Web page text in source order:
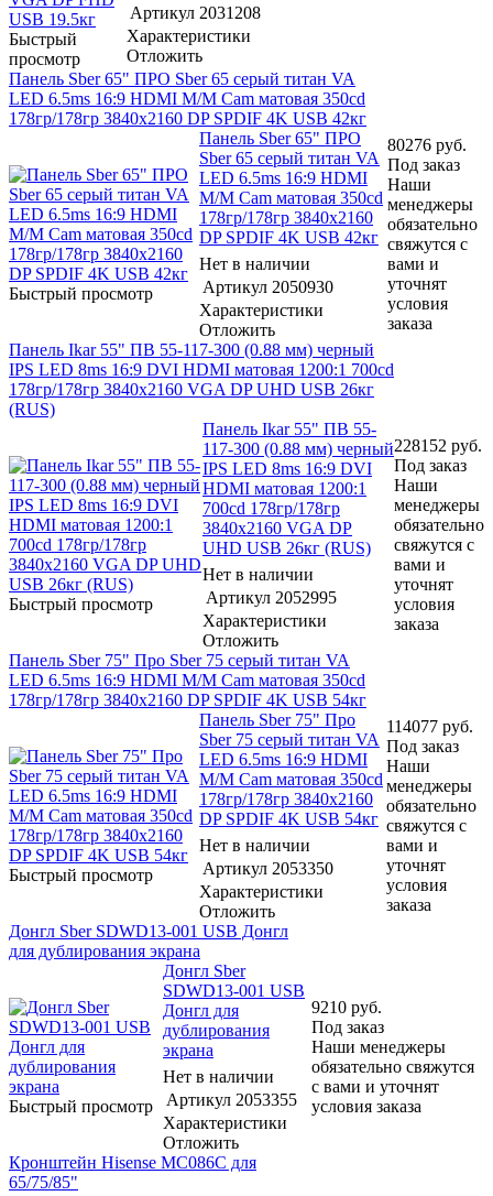
Быстрый
просмотр
Артикул 2031208
Характеристики
Отложить
Панель Sber 65" ПРО Sber 65 серый титан VA
LED 6.5ms 16:9 HDMI M/M Cam матовая 350cd
178гр/178гр 3840x2160 DP SPDIF 4K USB 42кг
Быстрый просмотр
Панель Sber 65" ПРО
Sber 65 серый титан VA
LED 6.5ms 16:9 HDMI
M/M Cam матовая 350cd
178гр/178гр 3840x2160
DP SPDIF 4K USB 42кг
Нет в наличии
Артикул 2050930
Характеристики
Отложить
80276 руб.
Под заказ
Наши
менеджеры
обязательно
свяжутся с
вами и
уточнят
условия
заказа
Панель Ikar 55" ПВ 55-117-300 (0.88 мм) черный
IPS LED 8ms 16:9 DVI HDMI матовая 1200:1 700cd
178гр/178гр 3840x2160 VGA DP UHD USB 26кг
(RUS)
Быстрый просмотр
Панель Ikar 55" ПВ 55-
117-300 (0.88 мм) черный
IPS LED 8ms 16:9 DVI
HDMI матовая 1200:1
700cd 178гр/178гр
3840x2160 VGA DP
UHD USB 26кг (RUS)
Нет в наличии
Артикул 2052995
Характеристики
Отложить
228152 руб.
Под заказ
Наши
менеджеры
обязательно
свяжутся с
вами и
уточнят
условия
заказа
Панель Sber 75" Про Sber 75 серый титан VA
LED 6.5ms 16:9 HDMI M/M Cam матовая 350cd
178гр/178гр 3840x2160 DP SPDIF 4K USB 54кг
Быстрый просмотр
Панель Sber 75" Про
Sber 75 серый титан VA
LED 6.5ms 16:9 HDMI
M/M Cam матовая 350cd
178гр/178гр 3840x2160
DP SPDIF 4K USB 54кг
Нет в наличии
Артикул 2053350
Характеристики
Отложить
114077 руб.
Под заказ
Наши
менеджеры
обязательно
свяжутся с
вами и
уточнят
условия
заказа
Донгл Sber SDWD13-001 USB Донгл
для дублирования экрана
Быстрый просмотр
Донгл Sber
SDWD13-001 USB
Донгл для
дублирования
экрана
Нет в наличии
Артикул 2053355
Характеристики
Отложить
9210 руб.
Под заказ
Наши менеджеры
обязательно свяжутся
с вами и уточнят
условия заказа
Кронштейн Hisense MC086C для
65/75/85"